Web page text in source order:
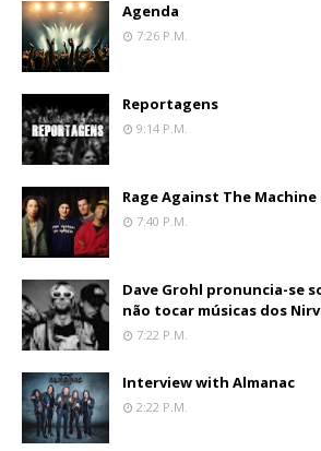
Agenda
7:26 P.m.
Reportagens
9:14 P.m.
Rage Against The
7:40 P.m.
Dave Grohl pronuncia-se
não tocar músicas dos
7:22 P.m.
Interview with Almanac
2:22 P.m.